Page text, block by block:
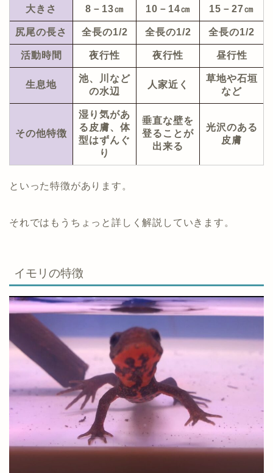
大きさ 8－13㎝ 10－14㎝ 15－27㎝
尻尾の長さ 全長の1/2 全長の1/2 全長の1/2
活動時間 夜行性 夜行性 昼行性
生息地
池、川など
の水辺
人家近く
草地や石垣
など
その他特徴
湿り気があ
る皮膚、体
型はずんぐ
り
垂直な壁を
登ることが
出来る
光沢のある
皮膚
といった特徴があります。
それではもうちょっと詳しく解説していきます。
イモリの特徴